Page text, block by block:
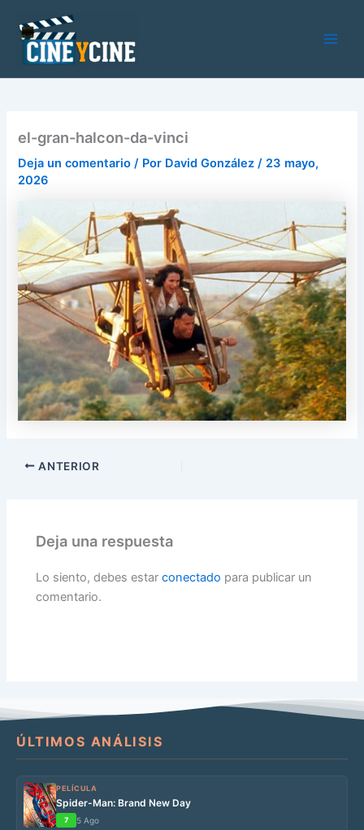
contenido
el-gran-halcon-da-vinci
Deja un comentario / Por David González/ 23 mayo,
2026
ANTERIOR
Deja una respuesta
Lo siento, debes estarconectado para publicar un
comentario.
ÚLTIMOS ANÁLISIS
PELÍCULA
Spider-Man: Brand New Day
7 5 Ago